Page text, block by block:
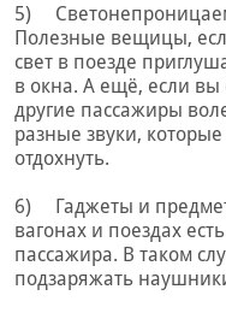
5)
Полезные вещицы,
свет в поезде
в окна. А ещё, если вы
другие пассажиры
разные звуки,
отдохнуть.
6) Гаджеты и
вагонах и поездах
пассажира. В таком
подзаряжать